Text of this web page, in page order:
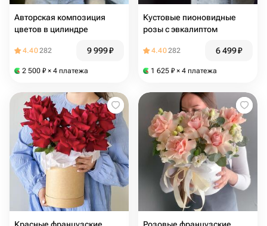
Авторская композиция
цветов в цилиндре
4.40282 9 999₽
2 500 ₽ × 4 платежа
Кустовые пионовидные
розы с эвкалиптом
4.40282 6 499₽
1 625 ₽ × 4 платежа